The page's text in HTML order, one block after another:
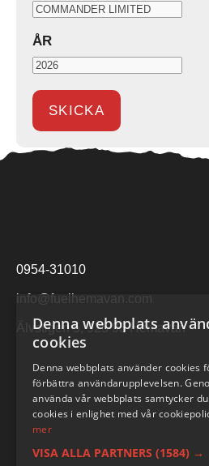
ÅR
0954-31010
info@fuelhemavan.com
Älvstigen 5, 925 93 Hemavan
Denna webbplats
cookies
Denna webbplats använder cookies
förbättra användarupplevelsen.
använda vår webbplats samtycker
cookies i enlighet med vår
mer
VISA ALLA PARTNERS (1584) →